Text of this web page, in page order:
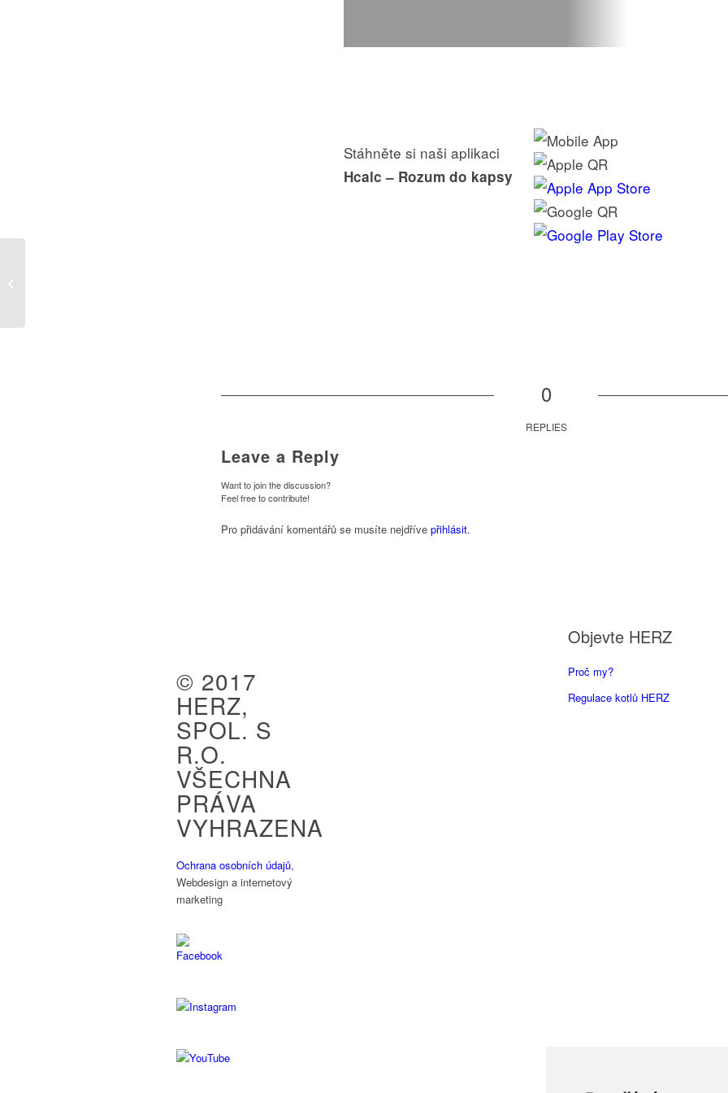
Stáhněte si naši aplikaci
Hcalc – Rozum do kapsy
0
REPLIES
Leave a Reply
Want to join the discussion?
Feel free to contribute!
Pro přidávání komentářů se musíte nejdříve přihlásit.
© 2017
HERZ,
SPOL. S
R.O.
VŠECHNA
PRÁVA
VYHRAZENA
Ochrana osobních údajů,
Webdesign a internetový
marketing
Objevte HERZ
Proč my?
Regulace kotlů HERZ